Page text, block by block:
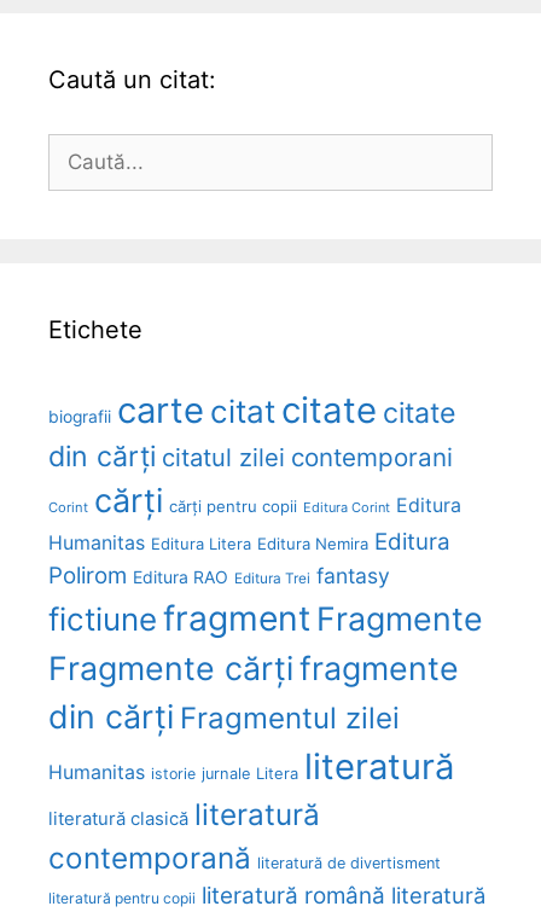
Caută un citat:
Caută
Etichete
biografii carte citatcitate citate
din cărți citatul zilei contemporani
Corint cărți cărți pentru copii Editura Corint Editura
Humanitas Editura Litera Editura Nemira Editura
Polirom Editura RAO Editura Trei fantasy
fictiunefragment Fragmente
Fragmente cărțifragmente
din cărți Fragmentul zilei
Humanitas istorie jurnale Litera literatură
literatură clasică literatură
contemporană literatură de divertisment
literatură pentru copii literatură română literatură